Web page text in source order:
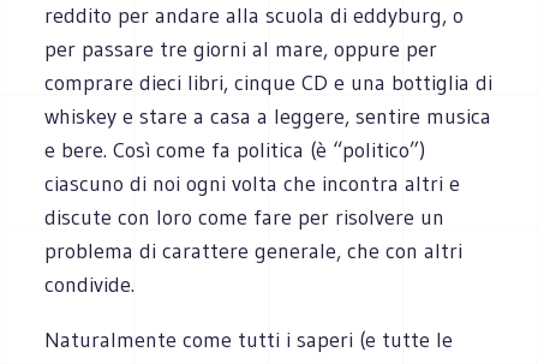
reddito per andare alla scuola di eddyburg, o
per passare tre giorni al mare, oppure per
comprare dieci libri, cinque CD e una bottiglia di
whiskey e stare a casa a leggere, sentire musica
e bere. Così come fa politica (è “politico”)
ciascuno di noi ogni volta che incontra altri e
discute con loro come fare per risolvere un
problema di carattere generale, che con altri
condivide.
Naturalmente come tutti i saperi (e tutte le